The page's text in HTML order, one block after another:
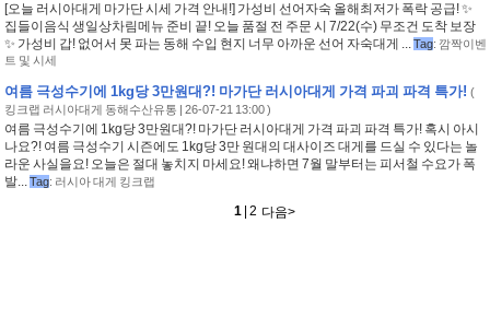
[오늘 러시아대게 마가단 시세 가격 안내!] 가성비 선어자숙 올해최저가 폭락 공급! ✨
집들이음식 생일상차림메뉴 준비 끝! 오늘 품절 전 주문 시 7/22(수) 무조건 도착 보장
✨ 가성비 갑! 없어서 못 파는 동해 수입 현지 너무 아까운 선어 자숙대게 ...Tag: 깜짝이벤
트 및 시세
여름 극성수기에 1kg당 3만원대?! 마가단 러시아대게 가격 파괴 파격 특가! (
킹크랩 러시아대게 동해수산유통 | 26-07-21 13:00 )
여름 극성수기에 1kg당 3만원대?! 마가단 러시아대게 가격 파괴 파격 특가! 혹시 아시
나요?! 여름 극성수기 시즌에도 1kg당 3만 원대의 대사이즈 대게를 드실 수 있다는 놀
라운 사실을요! 오늘은 절대 놓치지 마세요! 왜냐하면 7월 말부터는 피서철 수요가 폭
발...Tag: 러시아 대게 킹크랩
1| 2 다음>